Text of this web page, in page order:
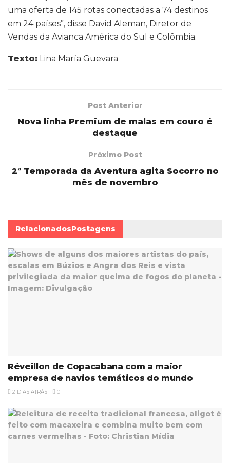
uma oferta de 145 rotas conectadas a 74 destinos
em 24 países”, disse David Aleman, Diretor de
Vendas da Avianca América do Sul e Colômbia.
Texto: Lina María Guevara
Post Anterior
Nova linha Premium de malas em couro é
destaque
Próximo Post
2ª Temporada da Aventura agita Socorro no
mês de novembro
RelacionadosPostagens
Réveillon de Copacabana com a maior
empresa de navios temáticos do mundo
2 DIAS ATRÁS 0